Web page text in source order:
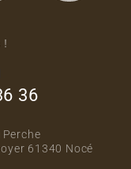
!
36
61340 Nocé